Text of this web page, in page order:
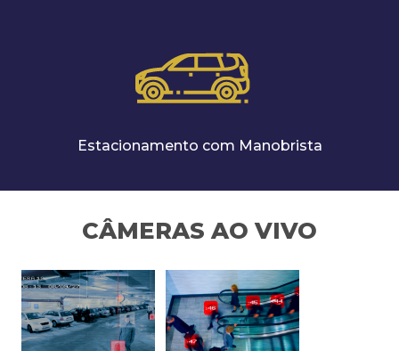
Estacionamento com Manobrista
CÂMERAS AO VIVO